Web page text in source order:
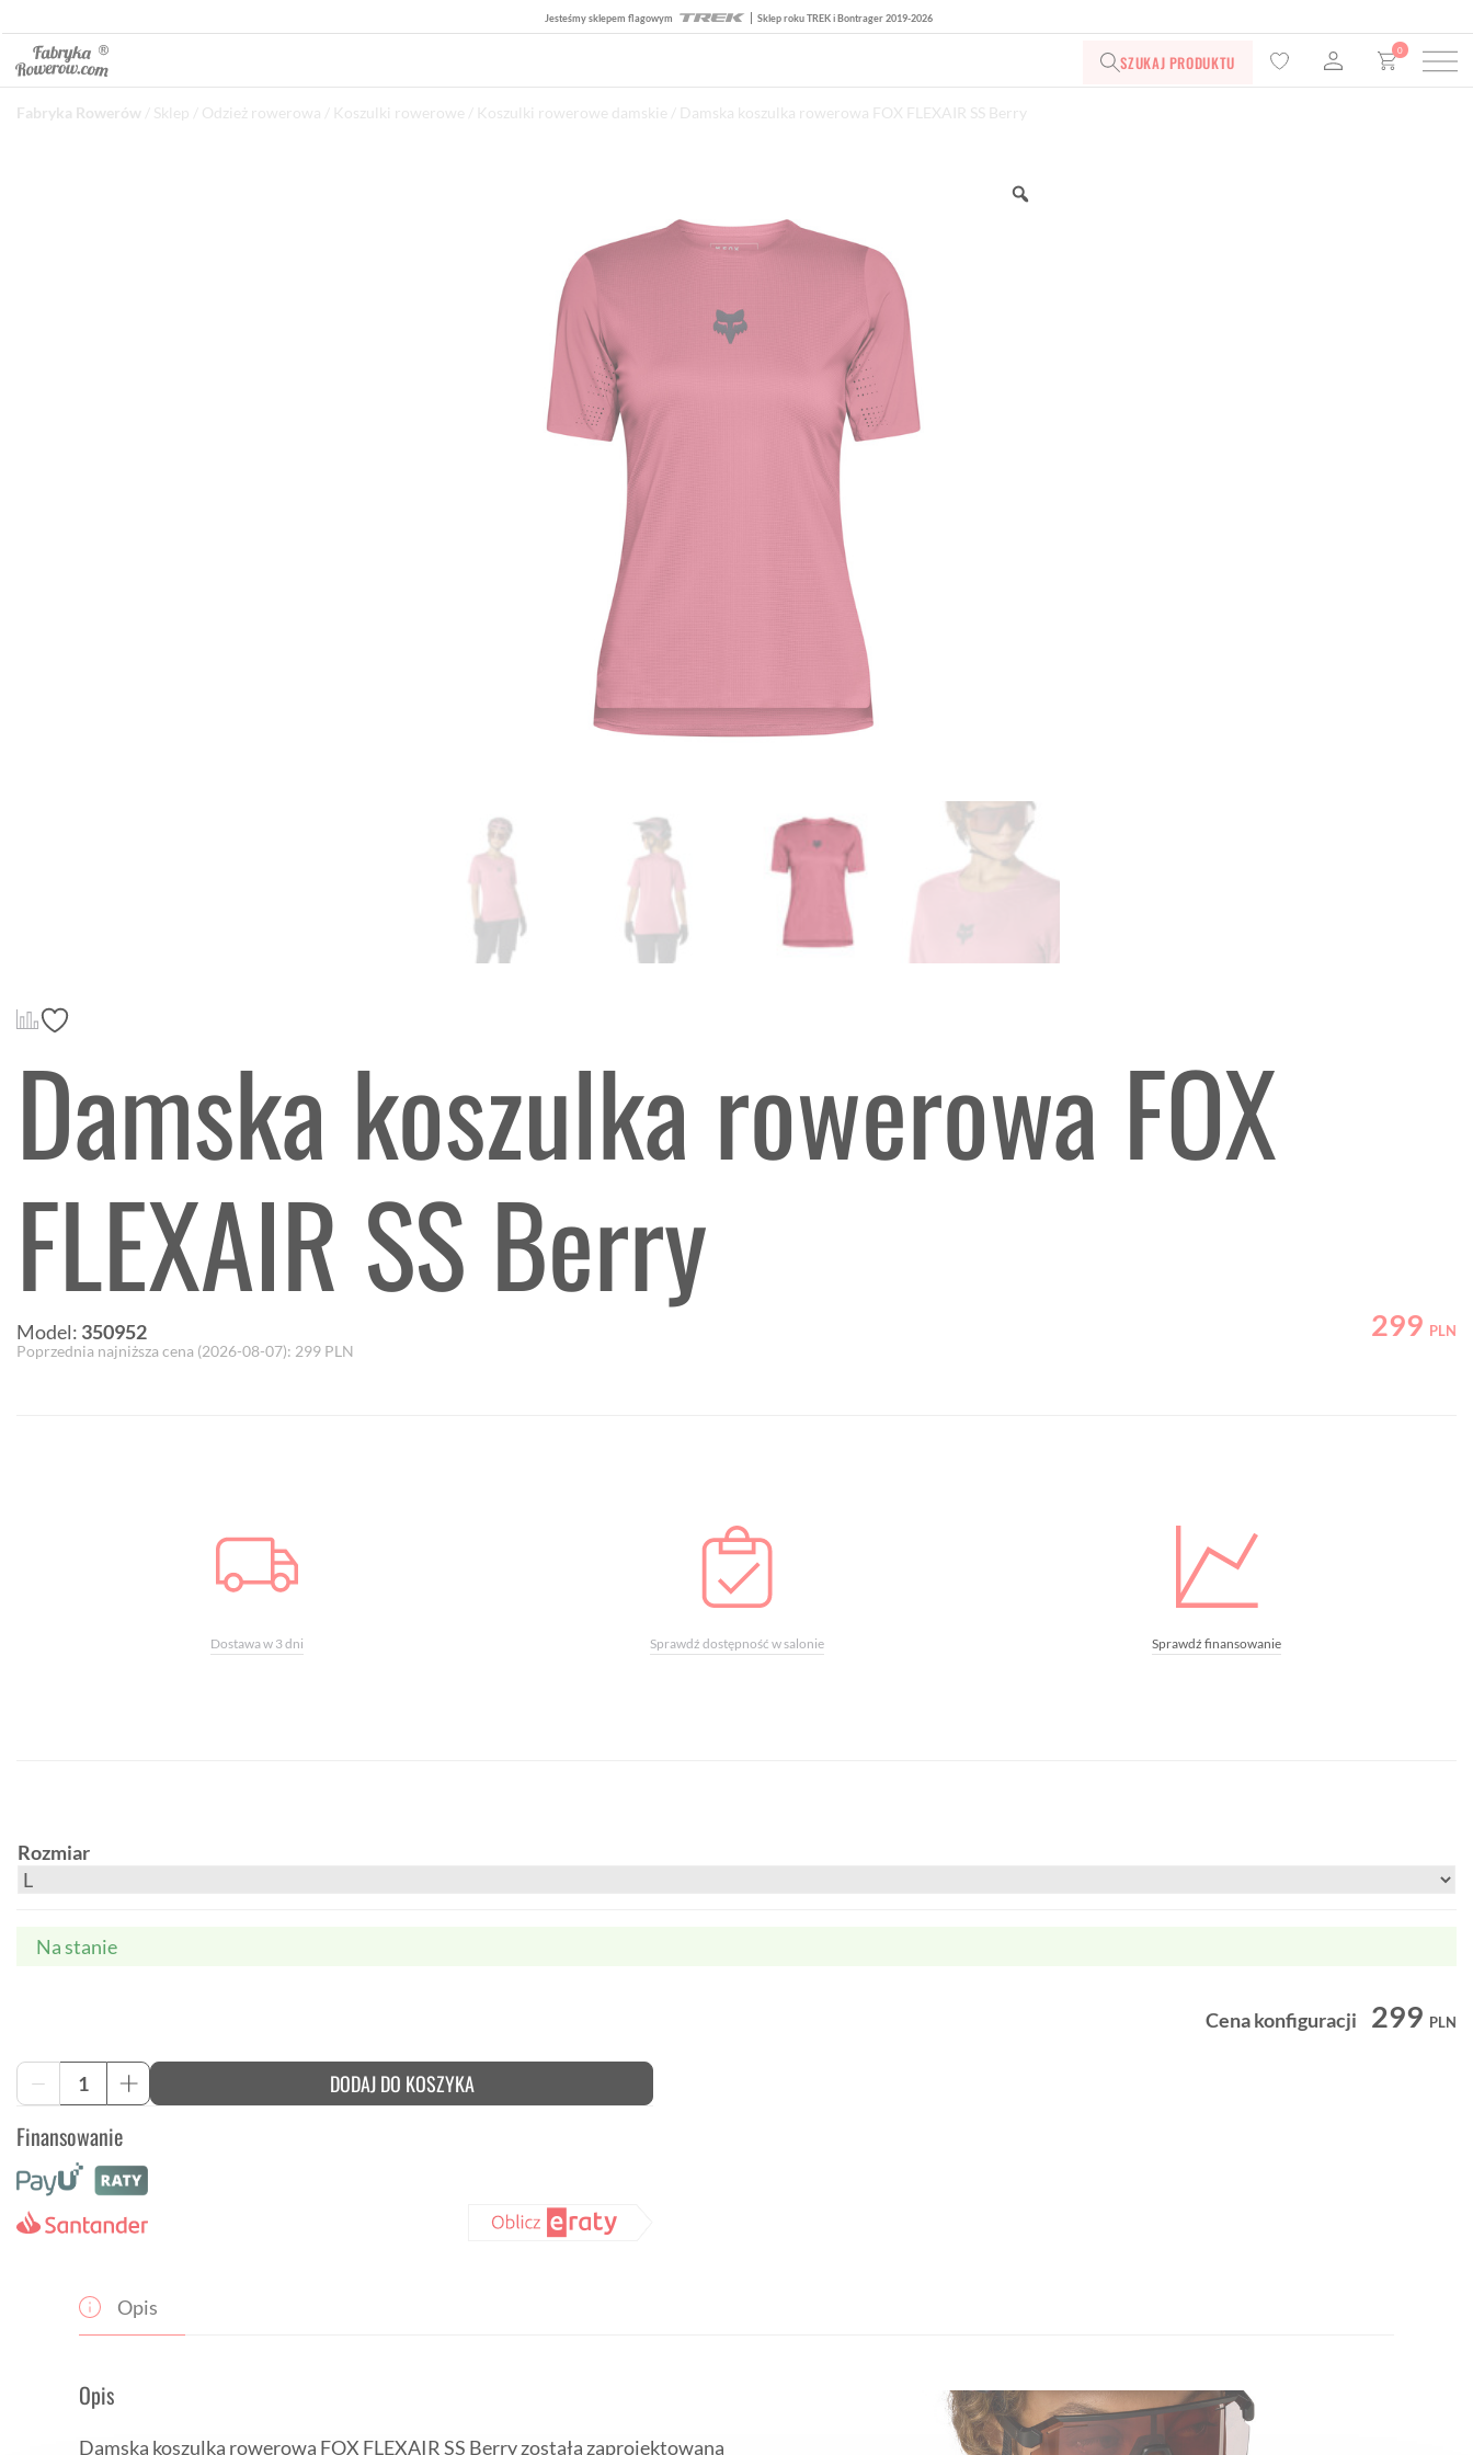
Jesteśmy sklepem flagowym Sklep roku TREK i Bontrager 2019-2026
SZUKAJ PRODUKTU
0
Fabryka Rowerów Sklep Odzież rowerowa Koszulki rowerowe Koszulki rowerowe damskie / Damska koszulka rowerowa FOX FLEXAIR SS Berry
Damska koszulka rowerowa FOX
FLEXAIR SS Berry
Model: 350952 299 PLN
Poprzednia najniższa cena (2026-08-07): 299 PLN
Dostawa w 3 dni Sprawdź dostępność w salonie Sprawdź finansowanie
Rozmiar
Na stanie
Cena konfiguracji 299 PLN
-
ilość
Damska
rowerowa
FOX
FLEXAIR
SS
Berry
+ DODAJ DO KOSZYKA
Finansowanie
Opis
Opis
Damska koszulka rowerowa FOX FLEXAIR SS Berry została zaprojektowana